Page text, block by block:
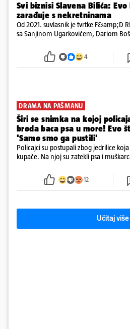
Svi biznisi Slavena Bilića:
zarađuje s nekretninama
Od 2021. suvlasnik je tvrtke F&amp;D
sa Sanjinom Ugarkovićem, Dariom
poslovanje nekretninama, a od
zaposlenih
4
DRAMA NA PAŠMANU
Širi se snimka na kojoj
broda baca psa u more! Evo
'Samo smo ga pustili'
Policajci su postupali zbog jedrilice
kupače. Na njoj su zatekli psa i
ga uhitili, a psa je preuzeo komunalni
12
Učitaj više